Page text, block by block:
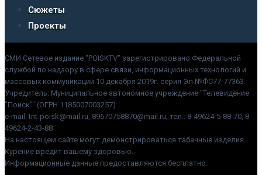
Сюжеты
Проекты
СМИ Сетевое издание "POISKTV" зарегистрировано Федеральной
службой по надзору в сфере связи, информационных технологий и
массовых коммуникаций 10 декабря 2019г. серия Эл №ФС77-77363.
Учредитель: Муниципальное автономное учреждение "Телевидение
"Поиск"" (ОГРН 1185007003257)
e-mail: tnt-poisk@mail.ru, 89670758870@mail.ru; тел.: 8-49624-5-88-70, 8-
49624-2-43-88
На настоящем сайте могут демонстрироваться табачные изделия.
Курение вредит вашему здоровью.
Информационные данные предоставляются бесплатно.